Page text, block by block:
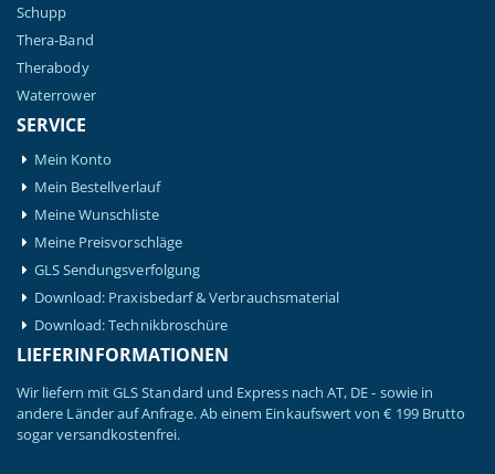
Schupp
Thera-Band
Therabody
Waterrower
SERVICE
Mein Konto
Mein Bestellverlauf
Meine Wunschliste
Meine Preisvorschläge
GLS Sendungsverfolgung
Download: Praxisbedarf & Verbrauchsmaterial
Download: Technikbroschüre
LIEFERINFORMATIONEN
Wir liefern mit GLS Standard und Express nach AT, DE - sowie in
andere Länder auf Anfrage. Ab einem Einkaufswert von € 199 Brutto
sogar versandkostenfrei.